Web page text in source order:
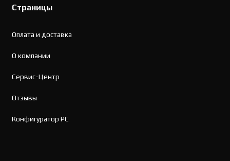
Страницы
Оплата и доставка
О компании
Сервис-Центр
Отзывы
Конфигуратор PC